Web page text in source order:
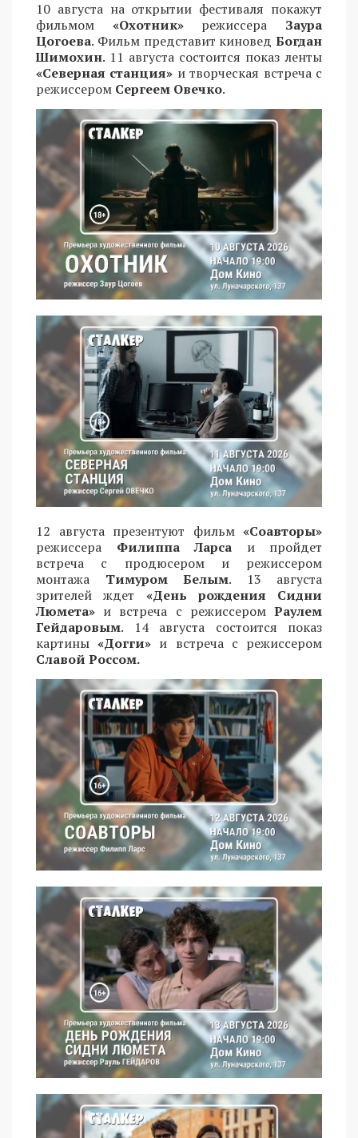
10 августа на открытии фестиваля покажут
фильмом «Охотник»режиссера Заура
Цогоева. Фильм представит киновед Богдан
Шимохин. 11 августа состоится показ ленты
«Северная станция» и творческая встреча с
режиссером Сергеем Овечко.
12 августа презентуют фильм «Соавторы»
режиссера Филиппа Ларса и пройдет
встреча с продюсером и режиссером
монтажа Тимуром Белым. 13 августа
зрителей ждет «День рождения Сидни
Люмета» и встреча с режиссером Раулем
Гейдаровым. 14 августа состоится показ
картины«Догги» и встреча с режиссером
Славой Россом.